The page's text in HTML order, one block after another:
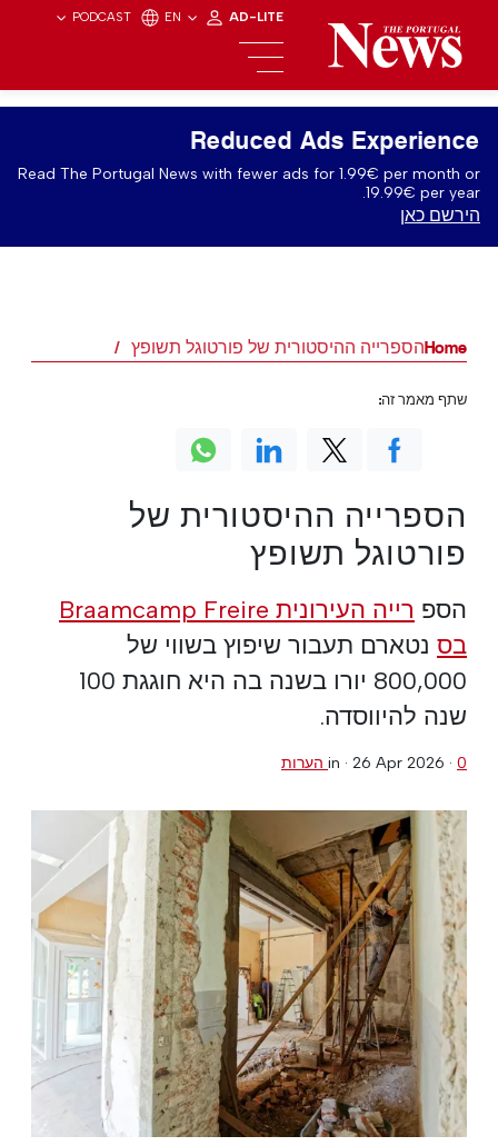
PODCAST EN AD-LITE
Reduced Ads Experience
Read The Portugal News with fewer ads for 1.99€ per month or
19.99€ per year.
הירשם כאן
Homeהספרייה ההיסטורית של פורטוגל תשופץ
הספרייה ההיסטורית של
פורטוגל תשופץ
הספ
רייה העירונית Braamcamp Freire
בס נטארם תעבור שיפוץ בשווי של
800,000 יורו בשנה בה היא חוגגת 100
שנה להיווסדה.
in · 26 Apr 2026 · 0 הערות
שתף מאמר זה: